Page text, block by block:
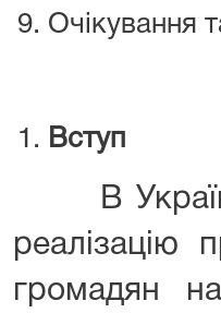
Очікування
Вступ
В Україні
реалізацію
громадян